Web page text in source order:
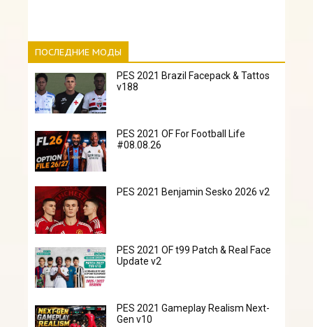
ПОСЛЕДНИЕ МОДЫ
PES 2021 Brazil Facepack & Tattos
v188
PES 2021 OF For Football Life
#08.08.26
PES 2021 Benjamin Sesko 2026 v2
PES 2021 OF t99 Patch & Real Face
Update v2
PES 2021 Gameplay Realism Next-
Gen v10